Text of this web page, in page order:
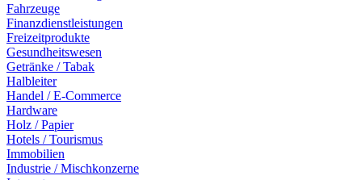
Fahrzeuge
Finanzdienstleistungen
Freizeitprodukte
Gesundheitswesen
Getränke / Tabak
Halbleiter
Handel / E-Commerce
Hardware
Holz / Papier
Hotels / Tourismus
Immobilien
Industrie / Mischkonzerne